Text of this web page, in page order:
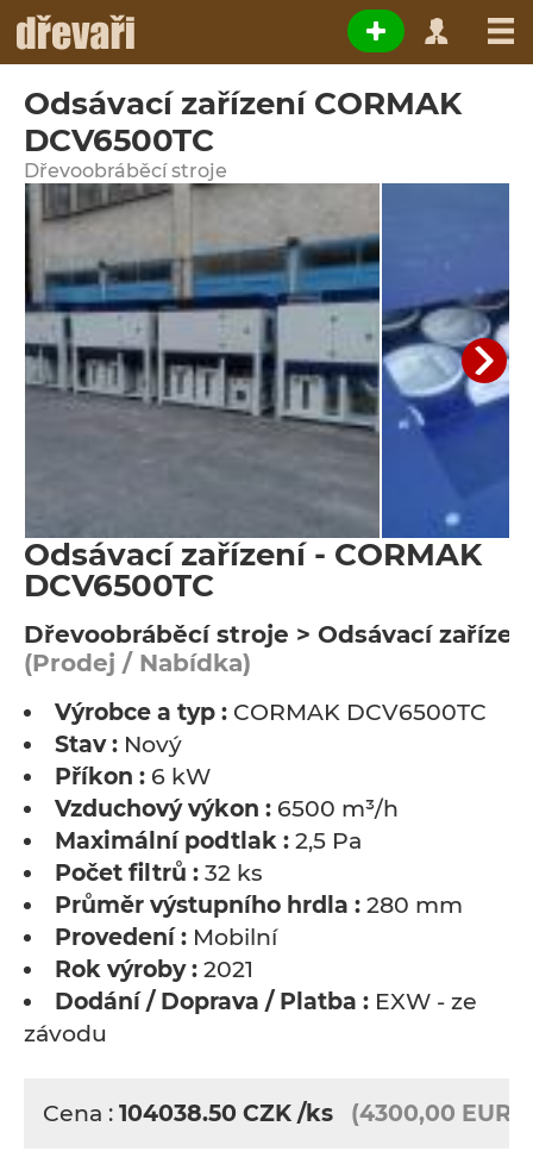
Odsávací zařízení CORMAK
DCV6500TC
Dřevoobráběcí stroje
Odsávací zařízení - CORMAK
DCV6500TC
Dřevoobráběcí stroje > Odsávací
(Prodej / Nabídka)
Výrobce a typ : CORMAK DCV6500TC
Stav : Nový
Příkon : 6 kW
Vzduchový výkon : 6500 m³/h
Maximální podtlak : 2,5 Pa
Počet filtrů : 32 ks
Průměr výstupního hrdla : 280 mm
Provedení : Mobilní
Rok výroby : 2021
Dodání / Doprava / Platba : EXW - ze
závodu
Cena : 104038.50 CZK /ks (4300,00 EUR)